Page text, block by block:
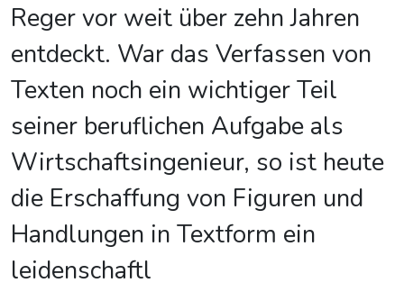
Reger vor weit über zehn Jahren
entdeckt. War das Verfassen von
Texten noch ein wichtiger Teil
seiner beruflichen Aufgabe als
Wirtschaftsingenieur, so ist heute
die Erschaffung von Figuren und
Handlungen in Textform ein
leidenschaftl